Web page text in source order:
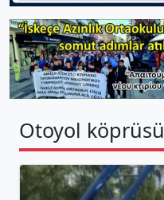
Otoyol köprüsü